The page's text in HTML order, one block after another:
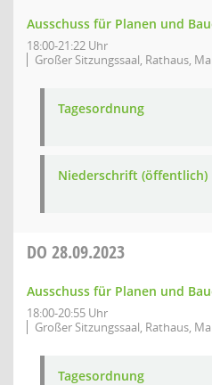
Ausschuss für Planen und
18:00-21:22 Uhr
Großer Sitzungssaal, Rathaus,
Tagesordnung
Niederschrift (öffentlich)
DO 28.09.2023
Ausschuss für Planen und
18:00-20:55 Uhr
Großer Sitzungssaal, Rathaus,
Tagesordnung